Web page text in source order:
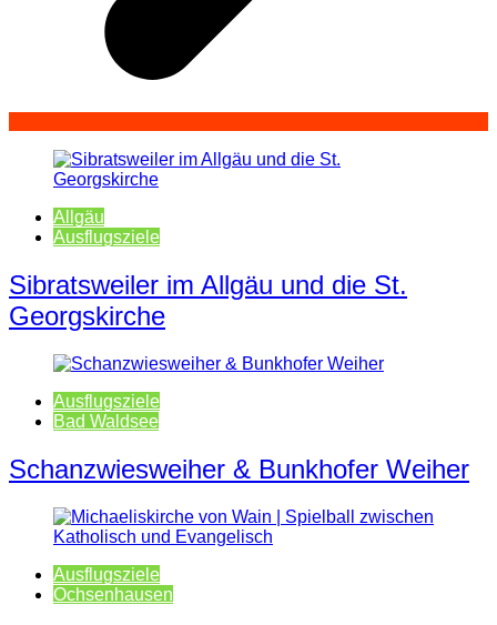
Allgäu
Ausflugsziele
Sibratsweiler im Allgäu und die St.
Georgskirche
Ausflugsziele
Bad Waldsee
Schanzwiesweiher & Bunkhofer Weiher
Ausflugsziele
Ochsenhausen